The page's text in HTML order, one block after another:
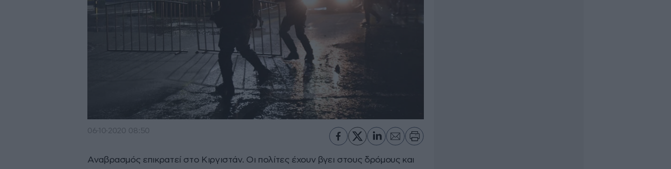
06·10·2020 08:50
Αναβρασμός επικρατεί στο Κιργιστάν. Οι πολίτες έχουν βγει στους δρόμους και